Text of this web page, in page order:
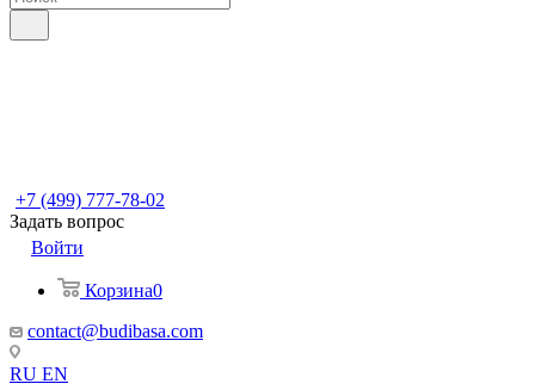
+7 (499) 777-78-02
Задать вопрос
Войти
Корзина0
contact@budibasa.com
RU EN